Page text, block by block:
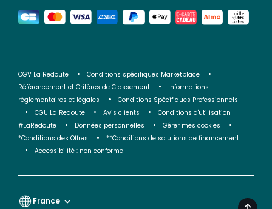
CGV La Redoute
Conditions spécifiques Marketplace
Référencement et Critères de Classement
Informations
réglementaires et légales
Conditions Spécifiques Professionnels
CGU La Redoute
Avis clients
Conditions d'utilisation
#LaRedoute
Données personnelles
Gérer mes cookies
*Conditions des Offres
**Conditions de solutions de financement
Accessibilité : non conforme
France